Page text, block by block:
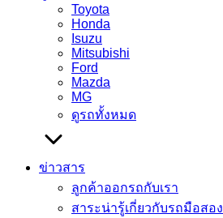
Toyota
Honda
Isuzu
Mitsubishi
Ford
Mazda
MG
ดูรถทั้งหมด
ข่าวสาร
ลูกค้าออกรถกับเรา
สาระน่ารู้เกี่ยวกับรถมือสอง